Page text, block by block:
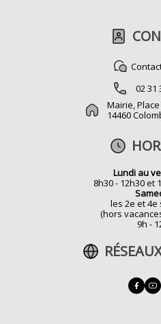
02 31
Mairie,
14460
Lundi au
8h30 - 12h30 et
les 2e et 4e
(hors
9h -